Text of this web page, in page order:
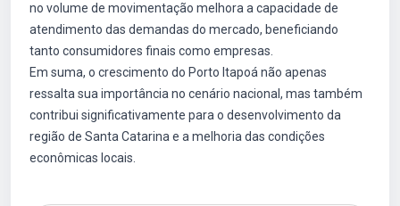
no volume de movimentação melhora a capacidade de
atendimento das demandas do mercado, beneficiando
tanto consumidores finais como empresas.
Em suma, o crescimento do Porto Itapoá não apenas
ressalta sua importância no cenário nacional, mas também
contribui significativamente para o desenvolvimento da
região de Santa Catarina e a melhoria das condições
econômicas locais.